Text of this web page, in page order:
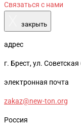
Связаться с нами
закрыть
адрес
г. Брест, ул.
электронная почта
zakaz@new-ton.org
Россия